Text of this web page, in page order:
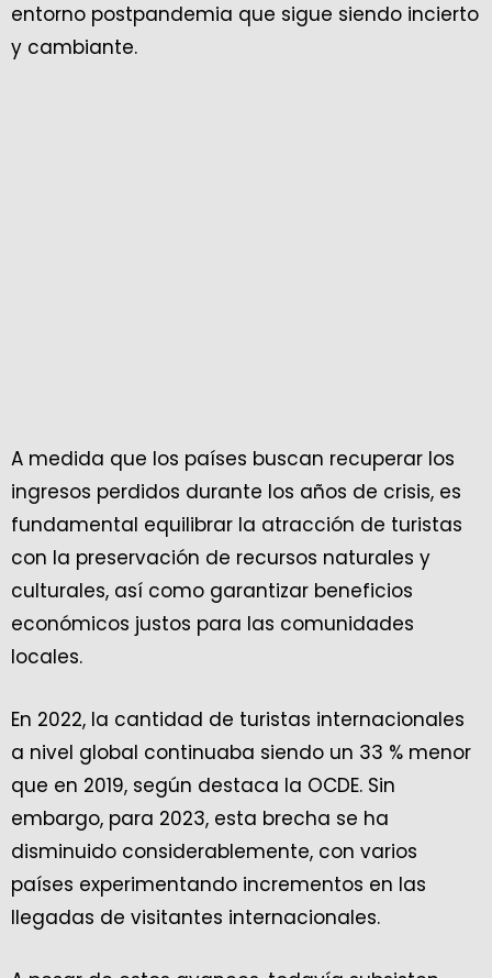
entorno postpandemia que sigue siendo incierto
y cambiante.
A medida que los países buscan recuperar los
ingresos perdidos durante los años de crisis, es
fundamental equilibrar la atracción de turistas
con la preservación de recursos naturales y
culturales, así como garantizar beneficios
económicos justos para las comunidades
locales.
En 2022, la cantidad de turistas internacionales
a nivel global continuaba siendo un 33 % menor
que en 2019, según destaca la OCDE. Sin
embargo, para 2023, esta brecha se ha
disminuido considerablemente, con varios
países experimentando incrementos en las
llegadas de visitantes internacionales.